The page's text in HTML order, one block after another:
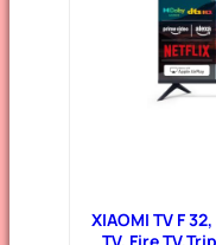
XIAOMI TV F